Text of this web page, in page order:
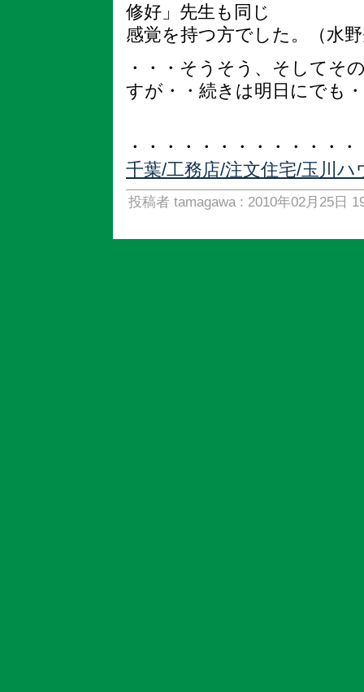
修好」先生も同じ
感覚を持つ方でした。（水
・・・そうそう、そしてそ
すが・・続きは明日にでも
・・・・・・・・・・・・
千葉/工務店/注文住宅/玉川ハ
投稿者 tamagawa : 2010年02月25日